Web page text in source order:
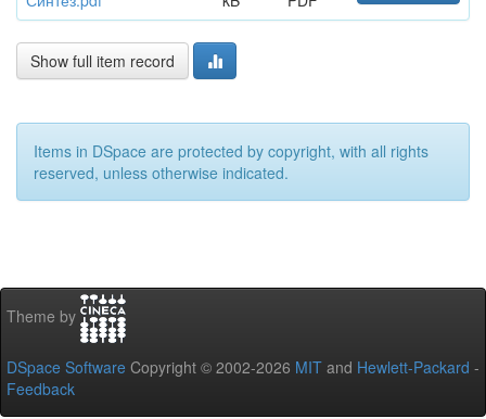
Show full item record
Items in DSpace are protected by copyright, with all rights
reserved, unless otherwise indicated.
Theme by
DSpace Software Copyright © 2002-2026 MIT and Hewlett-Packard -
Feedback